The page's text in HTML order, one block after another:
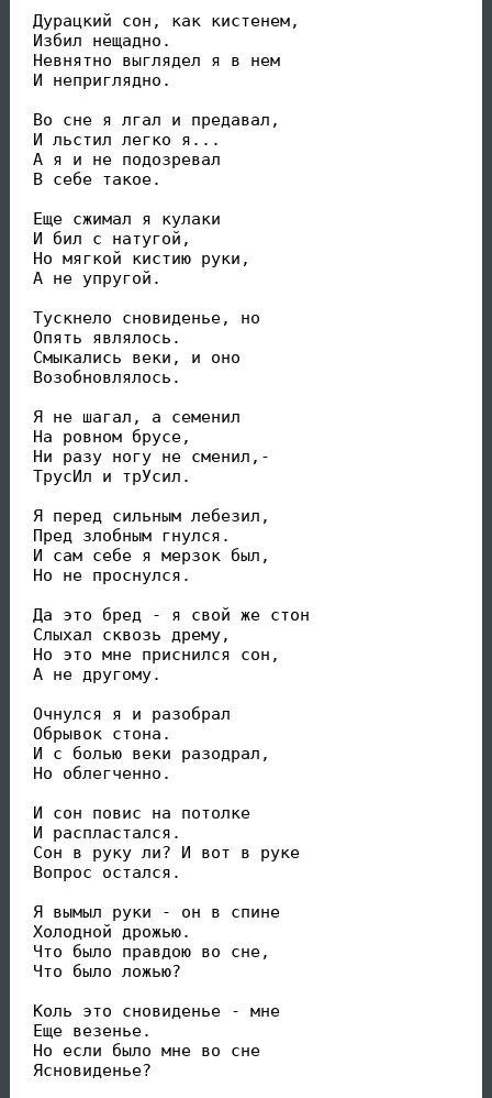
Дурацкий сон, как кистенем,
Избил нещадно.
Невнятно выглядел я в нем
И неприглядно.
Во сне я лгал и предавал,
И льстил легко я...
А я и не подозревал
В себе такое.
Еще сжимал я кулаки
И бил с натугой,
Но мягкой кистию руки,
А не упругой.
Тускнело сновиденье, но
Опять являлось.
Смыкались веки, и оно
Возобновлялось.
Я не шагал, а семенил
На ровном брусе,
Ни разу ногу не сменил,-
ТрусИл и трУсил.
Я перед сильным лебезил,
Пред злобным гнулся.
И сам себе я мерзок был,
Но не проснулся.
Да это бред - я свой же стон
Слыхал сквозь дрему,
Но это мне приснился сон,
А не другому.
Очнулся я и разобрал
Обрывок стона.
И с болью веки разодрал,
Но облегченно.
И сон повис на потолке
И распластался.
Сон в руку ли? И вот в руке
Вопрос остался.
Я вымыл руки - он в спине
Холодной дрожью.
Что было правдою во сне,
Что было ложью?
Коль это сновиденье - мне
Еще везенье.
Но если было мне во сне
Ясновиденье?